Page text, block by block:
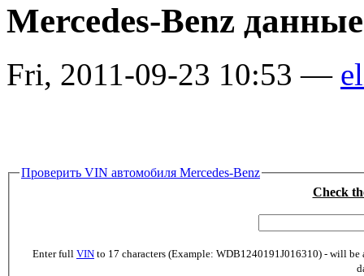
Mercedes-Benz
Fri, 2011-09-23 10:53 —
Проверить VIN автомобиля Mercedes-Benz
Check
Enter full VIN to 17 characters (Example: WDB1240191J016310) - will